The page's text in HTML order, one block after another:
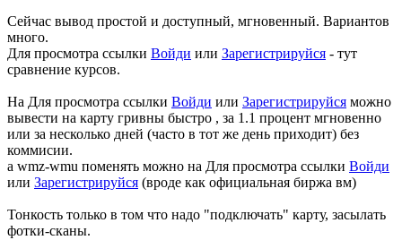
Сейчас вывод простой и доступный, мгновенный. Вариантов
много.
Для просмотра ссылки Войди или Зарегистрируйся - тут
сравнение курсов.
На Для просмотра ссылки Войди или Зарегистрируйся можно
вывести на карту гривны быстро , за 1.1 процент мгновенно
или за несколько дней (часто в тот же день приходит) без
коммисии.
а wmz-wmu поменять можно на Для просмотра ссылки Войди
или Зарегистрируйся (вроде как официальная биржа вм)
Тонкость только в том что надо "подключать" карту, засылать
фотки-сканы.